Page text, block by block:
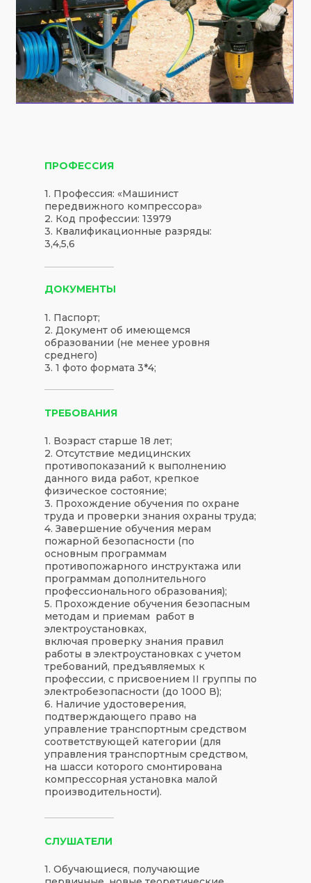
ПРОФЕССИЯ
ДОКУМЕНТЫ
СЛУШАТЕЛИ
ТРЕБОВАНИЯ
1. Профессия: «Машинист
передвижного компрессора»
2. Код профессии: 13979
3. Квалификационные разряды:
3,4,5,6
1. Паспорт;
2. Документ об имеющемся
образовании (не менее уровня
среднего)
3. 1 фото формата 3*4;
1. Обучающиеся, получающие
1. Возраст старше 18 лет;
2. Отсутствие медицинских
противопоказаний к выполнению
данного вида работ, крепкое
физическое состояние;
3. Прохождение обучения по охране
труда и проверки знания охраны труда;
4. Завершение обучения мерам
пожарной безопасности (по
основным программам
противопожарного инструктажа или
программам дополнительного
профессионального образования);
5. Прохождение обучения безопасным
методам и приемам работ в
электроустановках,
включая проверку знания правил
работы в электроустановках с учетом
требований, предъявляемых к
профессии, с присвоением II группы по
электробезопасности (до 1000 В);
6. Наличие удостоверения,
подтверждающего право на
управление транспортным средством
соответствующей категории (для
управления транспортным средством,
на шасси которого смонтирована
компрессорная установка малой
производительности).